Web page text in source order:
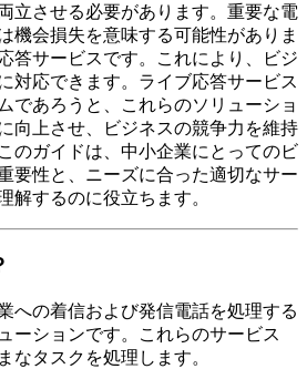
立させる必要があります。重要な電
機会損失を意味する可能性がありま
答サービスです。これにより、ビジ
対応できます。ライブ応答サービス
であろうと、これらのソリューショ
向上させ、ビジネスの競争力を維持
のガイドは、中小企業にとってのビ
要性と、ニーズに合った適切なサー
解するのに役立ちます。
への着信および発信電話を処理する
ーションです。これらのサービス
なタスクを処理します。